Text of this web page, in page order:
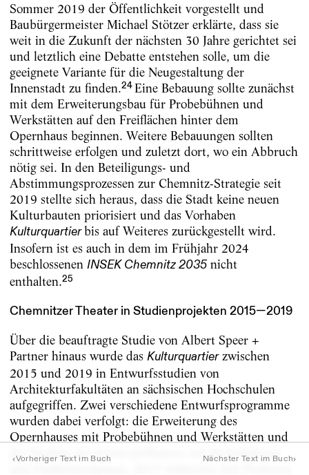
Sommer 2019 der Öffentlichkeit vorgestellt und
Baubürgermeister Michael Stötzer erklärte, dass sie
weit in die Zukunft der nächsten 30 Jahre gerichtet sei
und letztlich eine Debatte entstehen solle, um die
geeignete Variante für die Neugestaltung der
Innenstadt zu finden.24Eine Bebauung sollte zunächst
mit dem Erweiterungsbau für Probebühnen und
Werkstätten auf den Freiflächen hinter dem
Opernhaus beginnen. Weitere Bebauungen sollten
schrittweise erfolgen und zuletzt dort, wo ein Abbruch
nötig sei. In den Beteiligungs- und
Abstimmungsprozessen zur Chemnitz-Strategie seit
2019 stellte sich heraus, dass die Stadt keine neuen
Kulturbauten priorisiert und das Vorhaben
Kulturquartierbis auf Weiteres zurückgestellt wird.
Insofern ist es auch in dem im Frühjahr 2024
beschlossenen INSEK Chemnitz 2035nicht
enthalten.25
Chemnitzer Theater in Studienprojekten 2015—2019
Über die beauftragte Studie von Albert Speer +
Partner hinaus wurde das Kulturquartierzwischen
2015 und 2019 in Entwurfsstudien von
Architekturfakultäten an sächsischen Hochschulen
aufgegriffen. Zwei verschiedene Entwurfsprogramme
wurden dabei verfolgt: die Erweiterung des
Opernhauses mit Probebühnen und Werkstätten und
der Neubau des Schauspielhauses mit Probebühnen
‹Vorheriger Text im Buch Nächster Text im Buch›